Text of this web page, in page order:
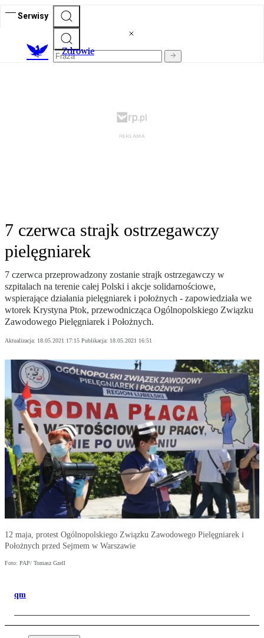
Serwisy
Zdrowie
7 czerwca strajk ostrzegawczy
pielęgniarek
7 czerwca przeprowadzony zostanie strajk ostrzegawczy w
szpitalach na terenie całej Polski i akcje solidarnościowe,
wspierające działania pielęgniarek i położnych - zapowiedziała we
wtorek Krystyna Ptok, przewodnicząca Ogólnopolskiego Związku
Zawodowego Pielęgniarek i Położnych.
Aktualizacja: 18.05.2021 17:15 Publikacja: 18.05.2021 16:51
12 maja, protest Ogólnopolskiego Związku Zawodowego Pielęgniarek i
Położnych przed Sejmem w Warszawie
Foto: PAP/ Tomasz Gzell
qm